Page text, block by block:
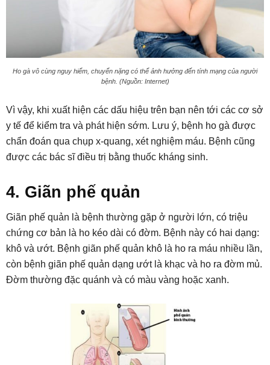
Ho gà vô cùng nguy hiểm, chuyển nặng có thể ảnh hưởng đến tính mạng của người
bệnh. (Nguồn: Internet)
Vì vậy, khi xuất hiện các dấu hiệu trên bạn nên tới các cơ sở
y tế để kiểm tra và phát hiện sớm. Lưu ý, bệnh ho gà được
chẩn đoán qua chụp x-quang, xét nghiệm máu. Bệnh cũng
được các bác sĩ điều trị bằng thuốc kháng sinh.
4. Giãn phế quản
Giãn phế quản là bệnh thường gặp ở người lớn, có triệu
chứng cơ bản là ho kéo dài có đờm. Bệnh này có hai dạng:
khô và ướt. Bệnh giãn phế quản khô là ho ra máu nhiều lần,
còn bệnh giãn phế quản dạng ướt là khạc và ho ra đờm mủ.
Đờm thường đặc quánh và có màu vàng hoặc xanh.